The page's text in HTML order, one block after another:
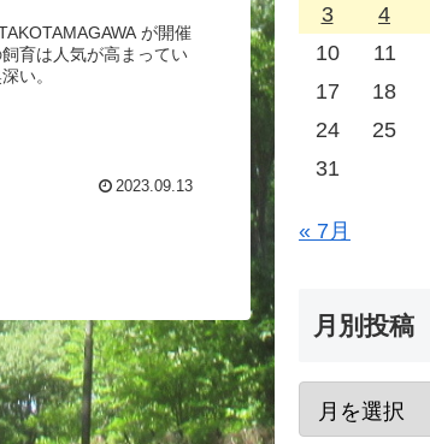
が開催
育は人気が高まってい
い。
2023.09.13
3
4
10
11
17
18
24
25
31
« 7月
月別投稿